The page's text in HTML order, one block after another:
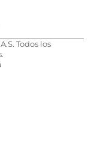
Todos los